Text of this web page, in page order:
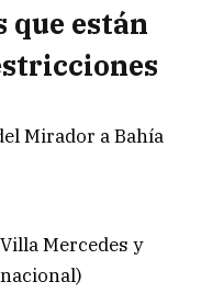
que están
Mirador a Bahía
Mercedes y